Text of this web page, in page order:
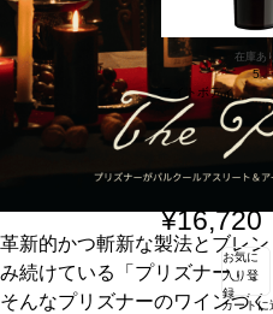
革新的かつ斬新な製法とブレ
み続けている「プリズナー」。
そんなプリズナーのワインづ
在庫あ
5
ライトボディ
¥16,720
お気に
入り登
録
カートに